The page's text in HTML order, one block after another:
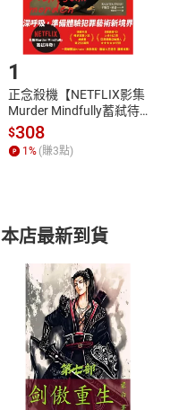
Step1.選擇閱
付款方式
ATM轉帳、信用卡、
1
正念殺機【NETFLIX影集
Murder Mindfully蓄弒待
發】【電子書】
$308
1% (賺3點)
本店最新到貨